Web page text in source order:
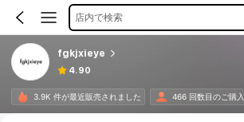
店内で検索
fgkjxieye
4.90
3.9K 件が最近販売されました 466 回数目のご購入